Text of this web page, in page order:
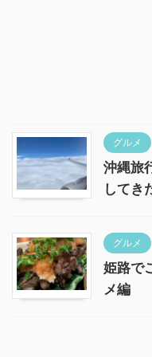
グルメ
沖縄旅
してき
グルメ
姫路で
メ編